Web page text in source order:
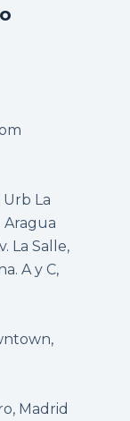
Urb La
Aragua
La Salle,
A y C,
Madrid